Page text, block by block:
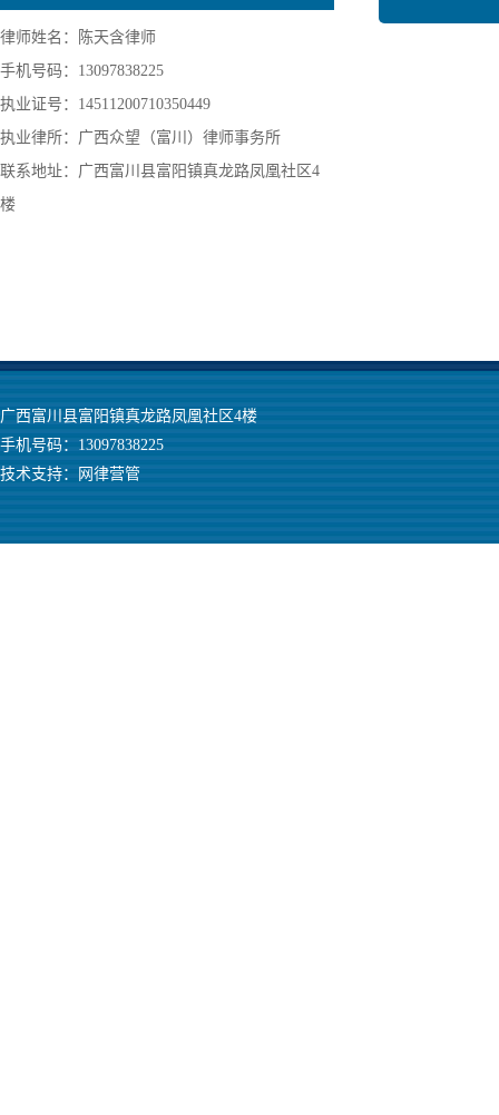
律师姓名：陈天含律师
手机号码：13097838225
执业证号：14511200710350449
执业律所：广西众望（富川）律师事务所
联系地址：广西富川县富阳镇真龙路凤凰社区4
楼
广西富川县富阳镇真龙路凤凰社区4楼
手机号码：13097838225
技术支持：
网律营管